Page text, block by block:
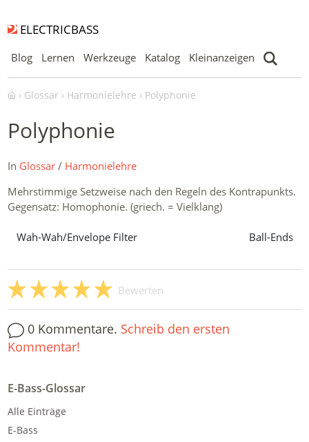
ELECTRICBASS
Blog Lernen Werkzeuge Katalog Kleinanzeigen
Glossar Harmonielehre Polyphonie
Polyphonie
In Glossar / Harmonielehre
Mehrstimmige Setzweise nach den Regeln des Kontrapunkts.
Gegensatz: Homophonie. (griech. = Vielklang)
Ball-Ends
Wah-Wah/Envelope Filter
Bewerten
0 Kommentare. Schreib den ersten
Kommentar!
E-Bass-Glossar
Alle Einträge
E-Bass